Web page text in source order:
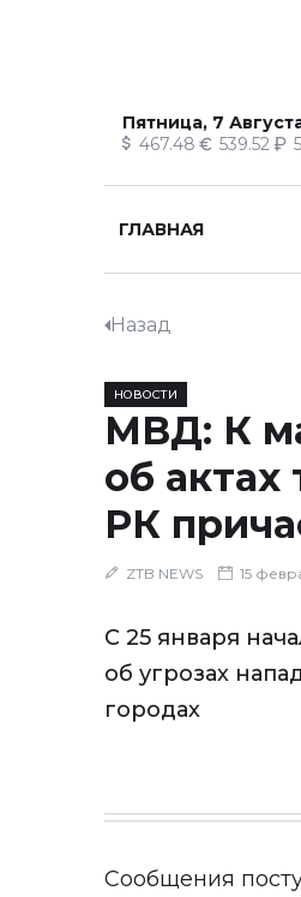
Пятница, 7
467.48 539.52
ГЛАВНАЯ
Назад
НОВОСТИ
МВД: К
об
РК
ZTB NEWS 15
С 25 января
об угрозах
городах
Сообщения